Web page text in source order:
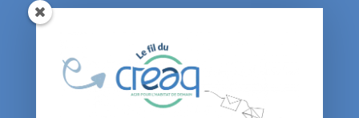
Qui sommes-nous ?
Agenda